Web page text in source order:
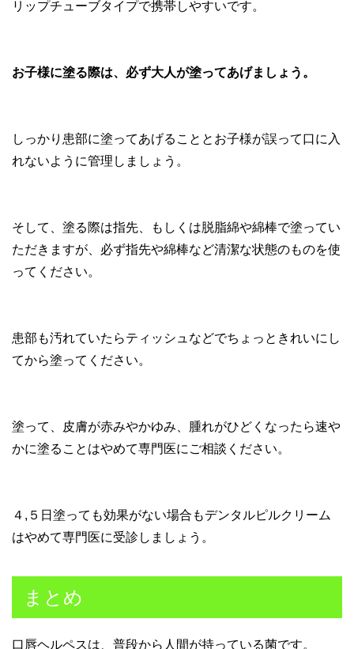
リップチューブタイプで携帯しやすいです。
お子様に塗る際は、必ず大人が塗ってあげましょう。
しっかり患部に塗ってあげることとお子様が誤って口に入
れないように管理しましょう。
そして、塗る際は指先、もしくは脱脂綿や綿棒で塗ってい
ただきますが、必ず指先や綿棒など清潔な状態のものを使
ってください。
患部も汚れていたらティッシュなどでちょっときれいにし
てから塗ってください。
塗って、皮膚が赤みやかゆみ、腫れがひどくなったら速や
かに塗ることはやめて専門医にご相談ください。
４,５日塗っても効果がない場合もデンタルピルクリーム
はやめて専門医に受診しましょう。
まとめ
口唇ヘルペスは、普段から人間が持っている菌です。